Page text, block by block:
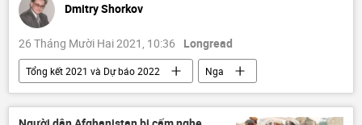
Dmitry Shorkov
26 Tháng Mười Hai 2021, 10:36 Longread
Tổng kết 2021 và Dự báo 2022
Nga
T-90MS
"Rostec"
Thiết bị quân sự
Quân sự
an ninh quốc phòng